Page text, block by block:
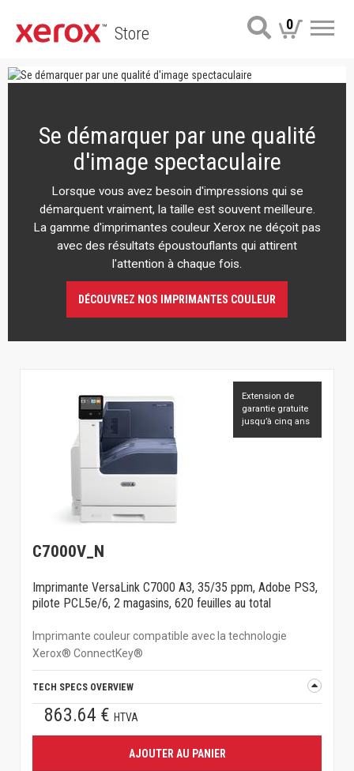
Store 0
Se démarquer par une qualité
d'image spectaculaire
Lorsque vous avez besoin d'impressions qui se
démarquent vraiment, la taille est souvent meilleure.
La gamme d'imprimantes couleur Xerox ne déçoit pas
avec des résultats époustouflants qui attirent
l'attention à chaque fois.
DÉCOUVREZ NOS IMPRIMANTES COULEUR
Extension de
garantie gratuite
jusqu’à cinq ans
C7000V_N
Imprimante VersaLink C7000 A3, 35/35 ppm, Adobe PS3,
pilote PCL5e/6, 2 magasins, 620 feuilles au total
Imprimante couleur compatible avec la technologie
Xerox® ConnectKey®
TECH SPECS OVERVIEW
863.64 € HTVA
AJOUTER AU PANIER